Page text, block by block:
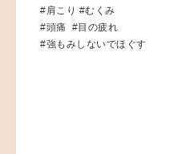
#肩こり #むくみ
#頭痛 #目の疲れ
#強もみしないでほぐす